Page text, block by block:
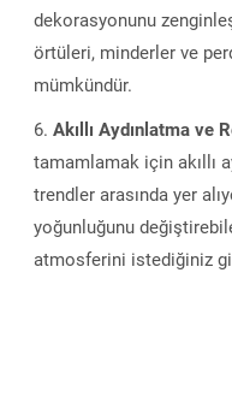
dekorasyonunu
örtüleri, minderler ve
mümkündür.
Akıllı Aydınlatma ve
tamamlamak için akıllı
trendler arasında yer
yoğunluğunu
atmosferini istediğiniz